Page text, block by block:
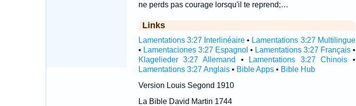
ne perds pas courage lorsqu'il te reprend;…
Links
Lamentations 3:27 Interlinéaire• Lamentations 3:27 Multilingue
• Lamentaciones 3:27 Espagnol • Lamentations 3:27 Français•
Klagelieder 3:27 Allemand
• Lamentations 3:27 Chinois •
Lamentations 3:27 Anglais• Bible Apps• Bible Hub
Version Louis Segond 1910
La Bible David Martin 1744